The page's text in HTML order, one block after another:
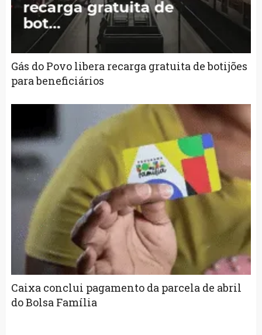
Gás do Povo libera recarga gratuita de botijões
para beneficiários
Caixa conclui pagamento da parcela de abril
do Bolsa Família